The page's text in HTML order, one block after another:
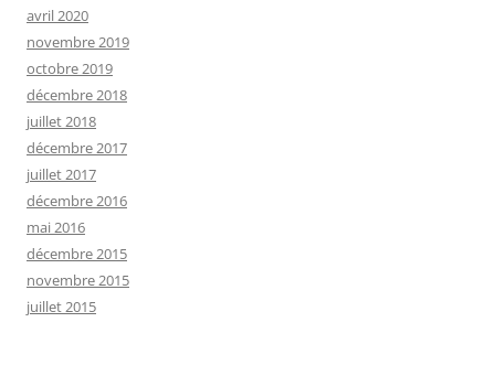
avril 2020
novembre 2019
octobre 2019
décembre 2018
juillet 2018
décembre 2017
juillet 2017
décembre 2016
mai 2016
décembre 2015
novembre 2015
juillet 2015